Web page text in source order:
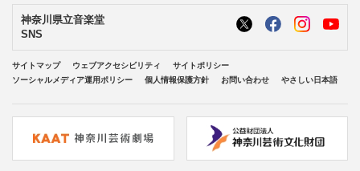
神奈川県立音楽堂
SNS
サイトマップ ウェブアクセシビリティ
サイトポリシー
ソーシャルメディア運用ポリシー
個人情報保護方針 お問い合わせ やさしい日本語